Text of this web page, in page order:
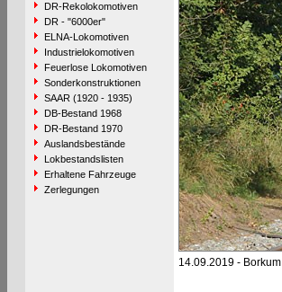
DR-Rekolokomotiven
DR - "6000er"
ELNA-Lokomotiven
Industrielokomotiven
Feuerlose Lokomotiven
Sonderkonstruktionen
SAAR (1920 - 1935)
DB-Bestand 1968
DR-Bestand 1970
Auslandsbestände
Lokbestandslisten
Erhaltene Fahrzeuge
Zerlegungen
14.09.2019 - Borkum